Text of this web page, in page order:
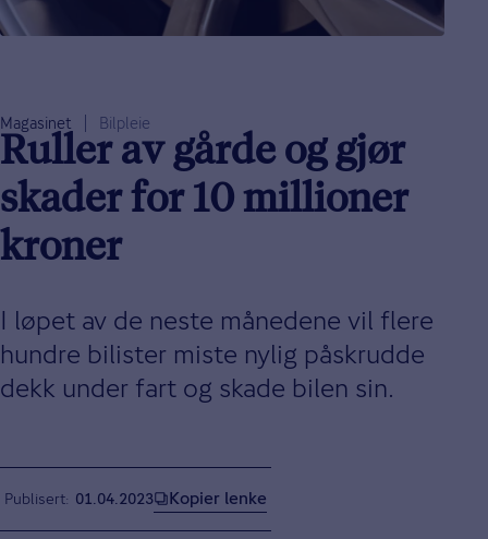
Magasinet Bilpleie
Ruller av gårde og gjør
skader for 10 millioner
kroner
I løpet av de neste månedene vil flere
hundre bilister miste nylig påskrudde
dekk under fart og skade bilen sin.
Publisert 01.04.2023 Kopier lenke